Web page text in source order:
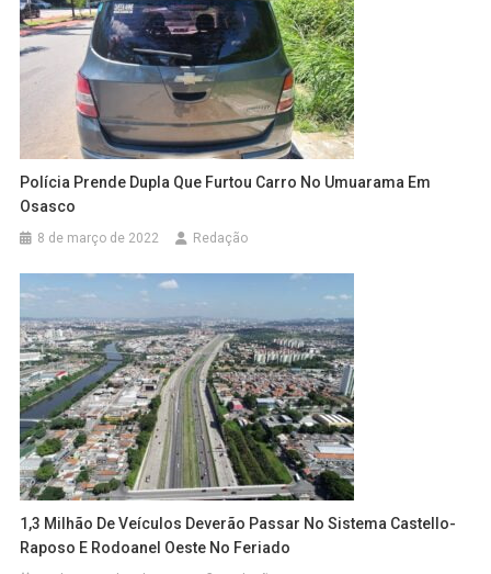
Polícia Prende Dupla Que Furtou Carro No Umuarama Em
Osasco
8 de março de 2022 Redação
1,3 Milhão De Veículos Deverão Passar No Sistema Castello-
Raposo E Rodoanel Oeste No Feriado